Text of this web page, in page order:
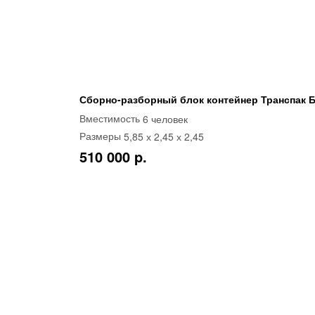
Сборно-разборный блок контейнер Транспак
Вместимость 6 человек
Размеры 5,85 х 2,45 х 2,45
510 000 p.